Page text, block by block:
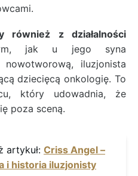
również z działalności
jak u jego syna
iluzjonista
dziecięcą onkologię. To
który udowadnia, że
poza sceną.
artykuł: Criss Angel –
i historia iluzjonisty